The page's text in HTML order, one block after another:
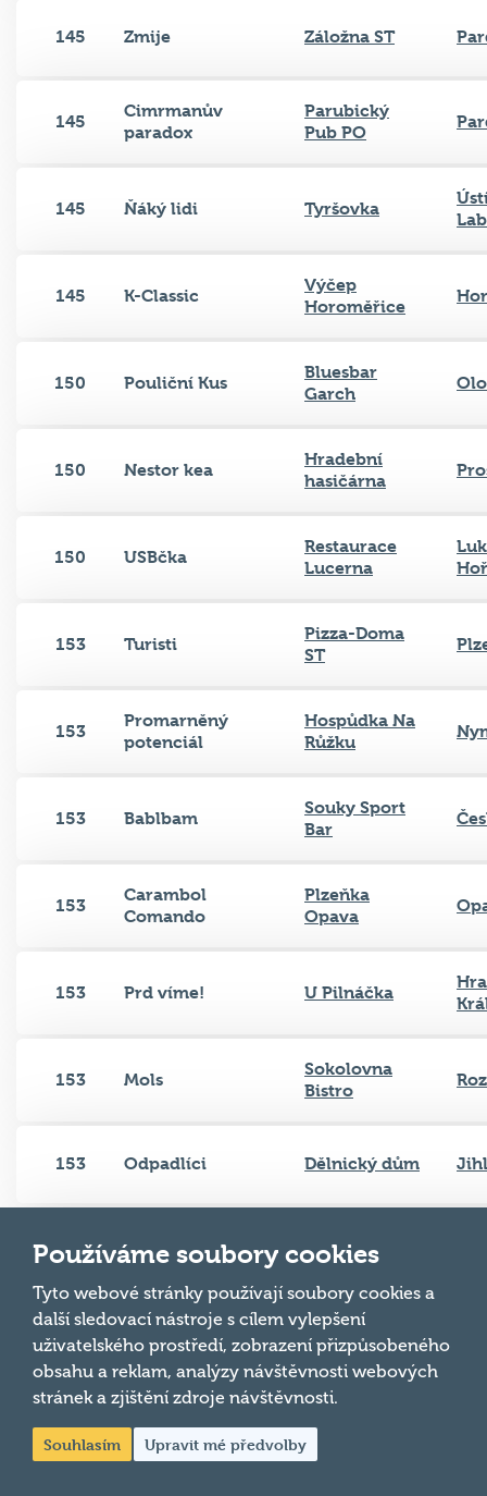
145 Zmije Záložna ST
145
Cimrmanův
paradox
Parubický
Pub PO
145 Ňáký lidi Tyršovka
145 K-Classic
Výčep
Horoměřice
150 Pouliční Kus
Bluesbar
Garch
150 Nestor kea
Hradební
hasičárna
150 USBčka
Restaurace
Lucerna
153 Turisti
Pizza-Doma
ST
153
Promarněný
potenciál
Hospůdka Na
Růžku
153 Bablbam
Souky Sport
Bar
153
Carambol
Comando
Plzeňka
Opava
153 Prd víme! U Pilnáčka
153 Mols
Sokolovna
Bistro
153 Odpadlíci Dělnický dům
153 MA na cestách
ST
161 Stará vlčata Quest lounge
Dolní Benešov
United
Hasičárna U
Horsta
Používáme soubory cookies
Tyto webové stránky používají soubory cookies a
další sledovací nástroje s cílem vylepšení
uživatelského prostředí, zobrazení přizpůsobeného
obsahu a reklam, analýzy návštěvnosti webových
stránek a zjištění zdroje návštěvnosti.
Souhlasím Upravit mé předvolby